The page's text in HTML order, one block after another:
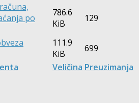
Veličina Preuzimanja
po
786.6
KiB
129
111.9
KiB
699